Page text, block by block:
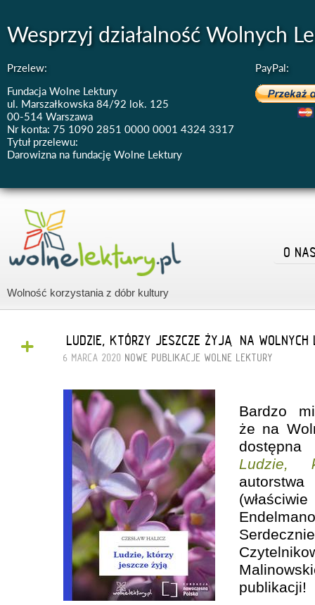
Wesprzyj działalność Wolnych
Przelew:
Fundacja Wolne Lektury
ul. Marszałkowska 84/92 lok. 125
00-514 Warszawa
Nr konta: 75 1090 2851 0000 0001 4324 3317
Tytuł przelewu:
Darowizna na fundację Wolne Lektury
PayPal:
Wolność korzystania z dóbr kultury
O
+ „LUDZIE, KTÓRZY JESZCZE ŻYJĄ” NA WOLNYCH
6 MARCA 2020 NOWE PUBLIKACJE WOLNE LEKTURY
Bardzo
że na
Ludzie,
publikacji!